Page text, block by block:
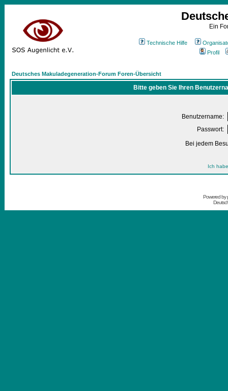
Ein
Technische Hilfe
Profil
Deutsches Makuladegeneration-Forum Foren-Übersicht
Bitte geben Sie Ihren
Benutzername:
Passwort:
Bei jedem
Ich
Powered by